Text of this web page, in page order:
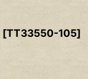
[TT33550-105]